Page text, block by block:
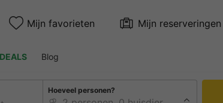
Mijn favorieten Mijn reserveringen
Blog
Hoeveel personen?